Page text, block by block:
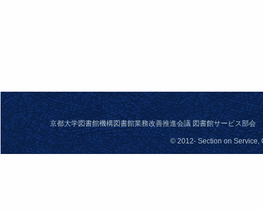
京都大学図書館機構図書館業務改善推進会議 図書館サービス部
© 2012- Section on Service,